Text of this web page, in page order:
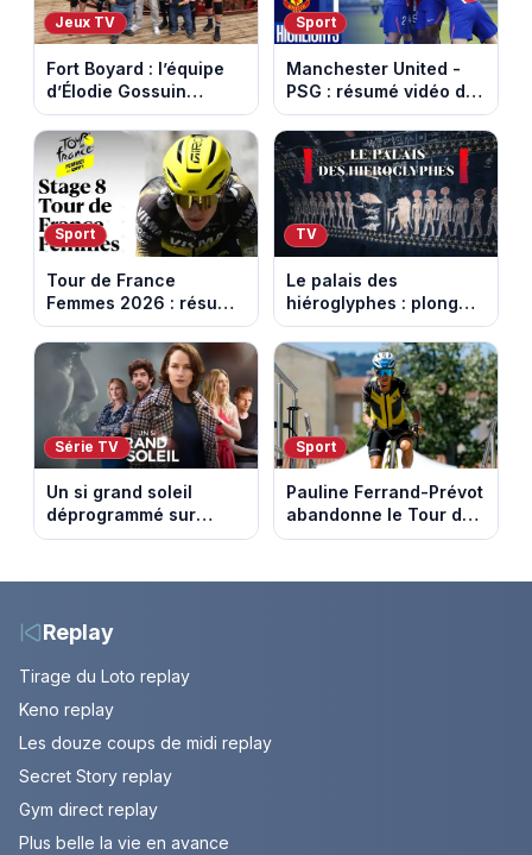
Jeux TV
Fort Boyard : l’équipe
d’Élodie Gossuin
termine avec une belle
somme pour l'Unicef et
le Refuge
Sport
Manchester United -
PSG : résumé vidéo du
match amical du 8 août
2026
Sport
Tour de France
Femmes 2026 : résumé
vidéo de la 9e étape
entre Sisteron et Nice
TV
Le palais des
hiéroglyphes : plongez
dans la tombe
égyptienne qui fascine
les archéologues
Série TV
Un si grand soleil
déprogrammé sur
France 3 : cinq
diffusés le 13 août
Sport
Pauline Ferrand-Prévot
abandonne le Tour de
France Femmes avant
Replay
Tirage du Loto replay
Keno replay
Les douze coups de midi replay
Secret Story replay
Gym direct replay
Plus belle la vie en avance